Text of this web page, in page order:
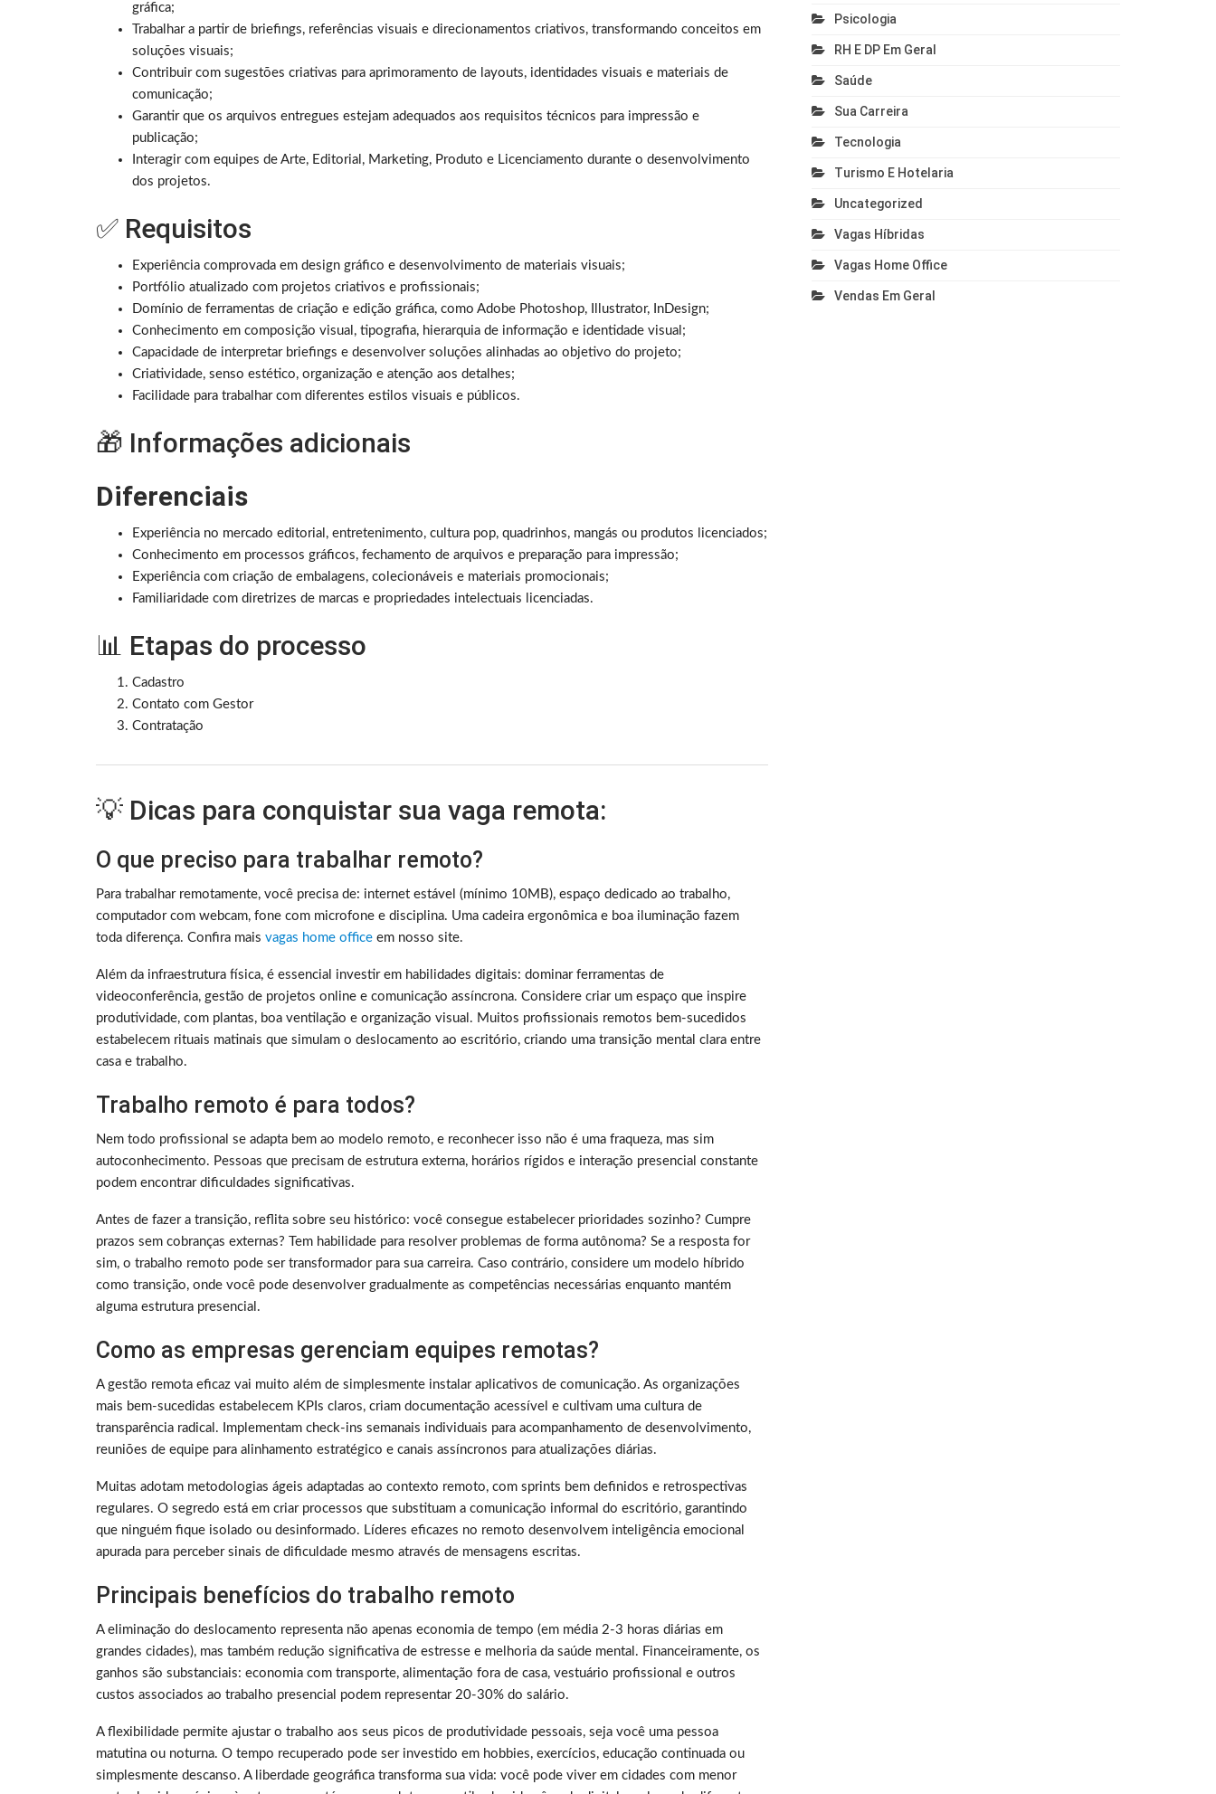
gráfica;
Trabalhar a partir de briefings, referências visuais e direcionamentos criativos, transformando conceitos em
soluções visuais;
Contribuir com sugestões criativas para aprimoramento de layouts, identidades visuais e materiais de
comunicação;
Garantir que os arquivos entregues estejam adequados aos requisitos técnicos para impressão e
publicação;
Interagir com equipes de Arte, Editorial, Marketing, Produto e Licenciamento durante o desenvolvimento
dos projetos.
✅ Requisitos
Experiência comprovada em design gráfico e desenvolvimento de materiais visuais;
Portfólio atualizado com projetos criativos e profissionais;
Domínio de ferramentas de criação e edição gráfica, como Adobe Photoshop, Illustrator, InDesign;
Conhecimento em composição visual, tipografia, hierarquia de informação e identidade visual;
Capacidade de interpretar briefings e desenvolver soluções alinhadas ao objetivo do projeto;
Criatividade, senso estético, organização e atenção aos detalhes;
Facilidade para trabalhar com diferentes estilos visuais e públicos.
🎁 Informações adicionais
Diferenciais
Experiência no mercado editorial, entretenimento, cultura pop, quadrinhos, mangás ou produtos licenciados;
Conhecimento em processos gráficos, fechamento de arquivos e preparação para impressão;
Experiência com criação de embalagens, colecionáveis e materiais promocionais;
Familiaridade com diretrizes de marcas e propriedades intelectuais licenciadas.
📊 Etapas do processo
Cadastro
Contato com Gestor
Contratação
💡 Dicas para conquistar sua vaga remota:
O que preciso para trabalhar remoto?
Para trabalhar remotamente, você precisa de: internet estável (mínimo 10MB), espaço dedicado ao trabalho,
computador com webcam, fone com microfone e disciplina. Uma cadeira ergonômica e boa iluminação fazem
toda diferença. Confira mais vagas home office em nosso site.
Além da infraestrutura física, é essencial investir em habilidades digitais: dominar ferramentas de
videoconferência, gestão de projetos online e comunicação assíncrona. Considere criar um espaço que inspire
produtividade, com plantas, boa ventilação e organização visual. Muitos profissionais remotos bem-sucedidos
estabelecem rituais matinais que simulam o deslocamento ao escritório, criando uma transição mental clara entre
casa e trabalho.
Trabalho remoto é para todos?
Nem todo profissional se adapta bem ao modelo remoto, e reconhecer isso não é uma fraqueza, mas sim
autoconhecimento. Pessoas que precisam de estrutura externa, horários rígidos e interação presencial constante
podem encontrar dificuldades significativas.
Antes de fazer a transição, reflita sobre seu histórico: você consegue estabelecer prioridades sozinho? Cumpre
prazos sem cobranças externas? Tem habilidade para resolver problemas de forma autônoma? Se a resposta for
sim, o trabalho remoto pode ser transformador para sua carreira. Caso contrário, considere um modelo híbrido
como transição, onde você pode desenvolver gradualmente as competências necessárias enquanto mantém
alguma estrutura presencial.
Como as empresas gerenciam equipes remotas?
A gestão remota eficaz vai muito além de simplesmente instalar aplicativos de comunicação. As organizações
mais bem-sucedidas estabelecem KPIs claros, criam documentação acessível e cultivam uma cultura de
transparência radical. Implementam check-ins semanais individuais para acompanhamento de desenvolvimento,
reuniões de equipe para alinhamento estratégico e canais assíncronos para atualizações diárias.
Muitas adotam metodologias ágeis adaptadas ao contexto remoto, com sprints bem definidos e retrospectivas
regulares. O segredo está em criar processos que substituam a comunicação informal do escritório, garantindo
que ninguém fique isolado ou desinformado. Líderes eficazes no remoto desenvolvem inteligência emocional
apurada para perceber sinais de dificuldade mesmo através de mensagens escritas.
Principais benefícios do trabalho remoto
A eliminação do deslocamento representa não apenas economia de tempo (em média 2-3 horas diárias em
grandes cidades), mas também redução significativa de estresse e melhoria da saúde mental. Financeiramente, os
ganhos são substanciais: economia com transporte, alimentação fora de casa, vestuário profissional e outros
custos associados ao trabalho presencial podem representar 20-30% do salário.
A flexibilidade permite ajustar o trabalho aos seus picos de produtividade pessoais, seja você uma pessoa
matutina ou noturna. O tempo recuperado pode ser investido em hobbies, exercícios, educação continuada ou
simplesmente descanso. A liberdade geográfica transforma sua vida: você pode viver em cidades com menor
Psicologia
RH E DP Em Geral
Saúde
Sua Carreira
Tecnologia
Turismo E Hotelaria
Uncategorized
Vagas Híbridas
Vagas Home Office
Vendas Em Geral